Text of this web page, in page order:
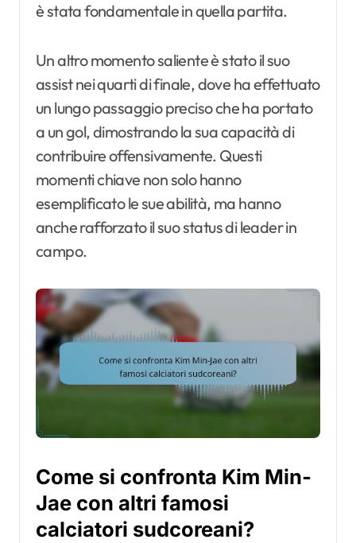
è stata fondamentale in quella partita.
Un altro momento saliente è stato il suo
assist nei quarti di finale, dove ha effettuato
un lungo passaggio preciso che ha portato
a un gol, dimostrando la sua capacità di
contribuire offensivamente. Questi
momenti chiave non solo hanno
esemplificato le sue abilità, ma hanno
anche rafforzato il suo status di leader in
campo.
Come si confronta Kim Min-
Jae con altri famosi
calciatori sudcoreani?